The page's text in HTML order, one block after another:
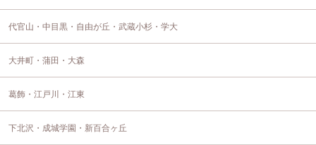
代官山・中目黒・自由が丘・武蔵小杉・学大
大井町・蒲田・大森
葛飾・江戸川・江東
下北沢・成城学園・新百合ヶ丘